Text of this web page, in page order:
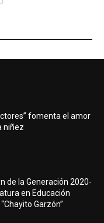
fomenta el amor
niñez
de la Generación 2020-
en Educación
Garzón”